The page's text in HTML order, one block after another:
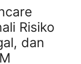
Risiko
dan